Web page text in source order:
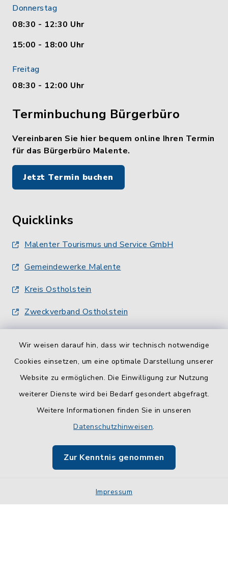
Wir weisen darauf hin, dass wir technisch notwendige
Cookies einsetzen, um eine optimale Darstellung unserer
Website zu ermöglichen. Die Einwilligung zur Nutzung
weiterer Dienste wird bei Bedarf gesondert abgefragt.
Weitere Informationen finden Sie in unseren
Datenschutzhinweisen.
Zur Kenntnis genommen
Impressum
Donnerstag
08:30 - 12:30 Uhr
15:00 - 18:00 Uhr
Freitag
08:30 - 12:00 Uhr
Terminbuchung Bürgerbüro
Vereinbaren Sie hier bequem online Ihren Termin
für das Bürgerbüro Malente.
Jetzt Termin buchen
Quicklinks
Malenter Tourismus und Service GmbH
Gemeindewerke Malente
Kreis Ostholstein
Zweckverband Ostholstein
Barrierefreiheit
Impressum
Sitemap